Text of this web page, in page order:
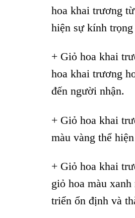
hoa khai trương
hiện sự kính
+ Giỏ hoa khai
hoa khai trương
đến người nhận.
+ Giỏ hoa khai
màu vàng thể
+ Giỏ hoa khai
giỏ hoa màu
triển ổn định và